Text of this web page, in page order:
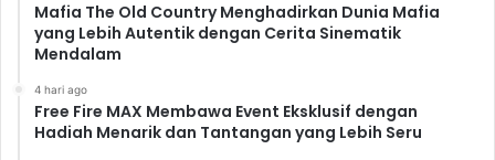
global. Captain America dan Black Panther, mewakili
dua budaya yang sangat berbeda, menunjukkan
kekuatan yang tak terkalahkan. Mereka menjadi bukti
nyata bahwa persatuan dan keadilan dapat mengatasi
Mafia The Old Country Menghadirkan Dunia Mafia
yang Lebih Autentik dengan Cerita Sinematik
Mendalam
4 hari ago
Free Fire MAX Membawa Event Eksklusif dengan
Hadiah Menarik dan Tantangan yang Lebih Seru